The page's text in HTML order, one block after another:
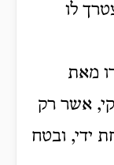
לו
מאת
אשר רק
ידי, ובטח